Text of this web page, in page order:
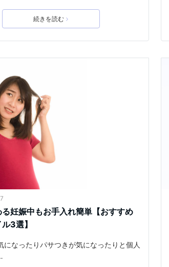
続きを読む
妊娠中もお手入れ簡単【おすすめ
3選】
になったりパサつきが気になったりと個人